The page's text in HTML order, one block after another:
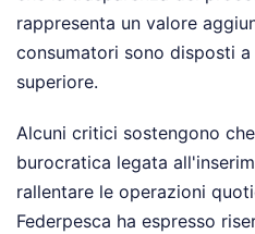
rappresenta un valore
consumatori sono disposti
superiore.
Alcuni critici sostengono
burocratica legata
rallentare le operazioni
Federpesca ha espresso